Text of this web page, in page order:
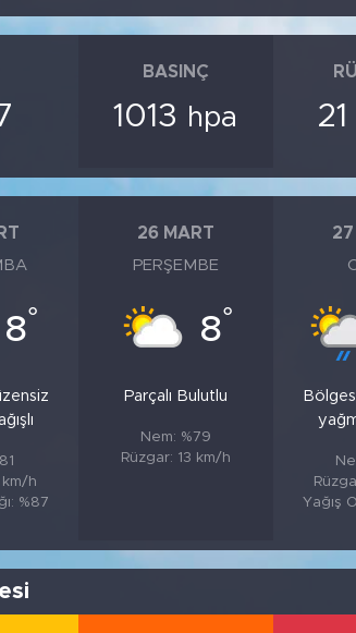
BASINÇ
1013 hpa 21
8°
km/h
%87
26 MART
PERŞEMBE
8°
Parçalı Bulutlu
Nem: %79
Rüzgar: 13 km/h
27
Yağış